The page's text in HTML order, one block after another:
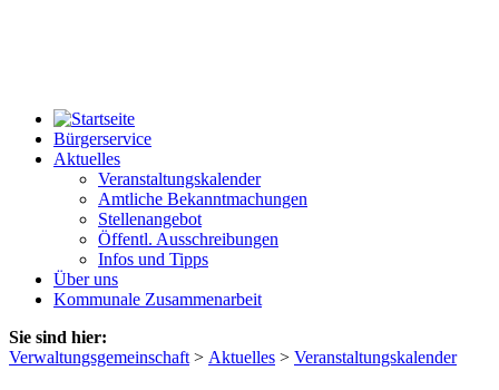
Bürgerservice
Aktuelles
Veranstaltungskalender
Amtliche Bekanntmachungen
Stellenangebot
Öffentl. Ausschreibungen
Infos und Tipps
Über uns
Kommunale Zusammenarbeit
Sie sind hier:
Verwaltungsgemeinschaft > Aktuelles > Veranstaltungskalender